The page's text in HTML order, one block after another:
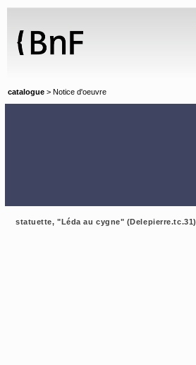
catalogue > Notice d'oeuvre
statuette, "Léda au cygne" (Delepierre.tc.31)